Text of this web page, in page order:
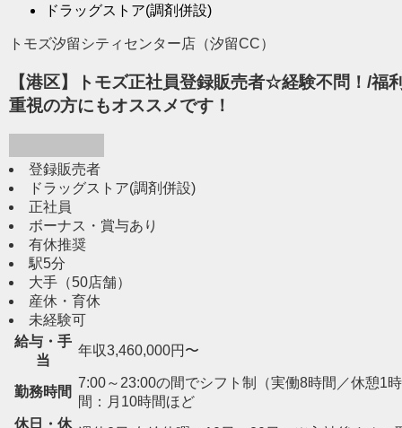
ドラッグストア(調剤併設)
トモズ汐留シティセンター店（汐留CC）
【港区】トモズ正社員登録販売者☆経験不問！/
重視の方にもオススメです！
登録販売者
ドラッグストア(調剤併設)
正社員
ボーナス・賞与あり
有休推奨
駅5分
大手（50店舗）
産休・育休
未経験可
給与・手
当
年収3,460,000円〜
勤務時間
7:00～23:00の間でシフト制（実働8時間／休憩
間：月10時間ほど
休日・休